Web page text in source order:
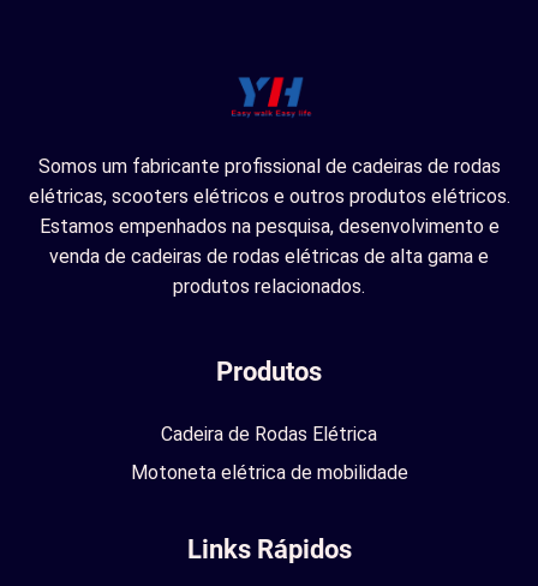
Somos um fabricante profissional de cadeiras de rodas
elétricas, scooters elétricos e outros produtos elétricos.
Estamos empenhados na pesquisa, desenvolvimento e
venda de cadeiras de rodas elétricas de alta gama e
produtos relacionados.
Produtos
Cadeira de Rodas Elétrica
Motoneta elétrica de mobilidade
Links Rápidos